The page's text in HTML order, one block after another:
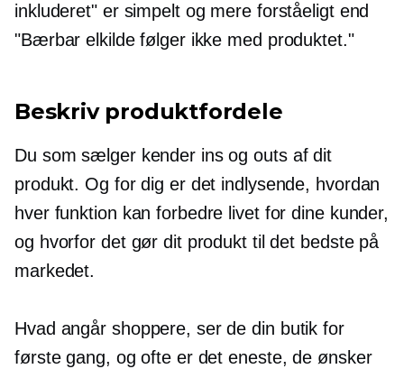
inkluderet" er simpelt og mere forståeligt end
"Bærbar elkilde følger ikke med produktet."
Beskriv produktfordele
Du som sælger kender ins og outs af dit
produkt. Og for dig er det indlysende, hvordan
hver funktion kan forbedre livet for dine kunder,
og hvorfor det gør dit produkt til det bedste på
markedet.
Hvad angår shoppere, ser de din butik for
første gang, og ofte er det eneste, de ønsker